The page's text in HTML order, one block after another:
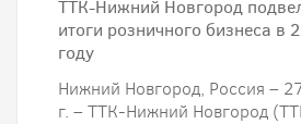
ТТК-Нижний Новгород
итоги розничного бизнеса в
году
Нижний Новгород, Россия –
г. – ТТК-Нижний Новгород